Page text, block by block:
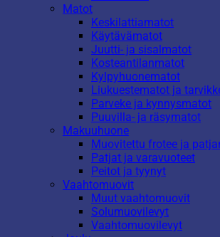
Matot
Keskilattiamatot
Käytävämatot
Juutti- ja sisalmatot
Kosteantilanmatot
Kylpyhuonematot
Liukuestematot ja
Parveke ja kynnysmatot
Puuvilla- ja räsymatot
Makuuhuone
Muovitettu frotee ja
Patjat ja varavuoteet
Peitot ja tyynyt
Vaahtomuovit
Muut vaahtomuovit
Solumuovilevyt
Vaahtomuovilevyt